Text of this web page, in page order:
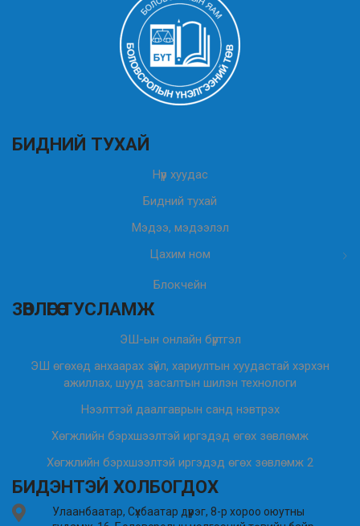
БИДНИЙ ТУХАЙ
Нүүр хуудас
Бидний тухай
Мэдээ, мэдээлэл
Цахим ном
Блокчейн
ЗӨВЛӨГӨӨ ТУСЛАМЖ
ЭШ-ын онлайн бүртгэл
ЭШ өгөхөд анхаарах зүйл, хариултын хуудастай хэрхэн
ажиллах, шууд засалтын шилэн технологи
Нээлттэй даалгаврын санд нэвтрэх
Хөгжлийн бэрхшээлтэй иргэдэд өгөх зөвлөмж
Хөгжлийн бэрхшээлтэй иргэдэд өгөх зөвлөмж 2
БИДЭНТЭЙ ХОЛБОГДОХ
Улаанбаатар, Сүхбаатар дүүрэг, 8-р хороо оюутны